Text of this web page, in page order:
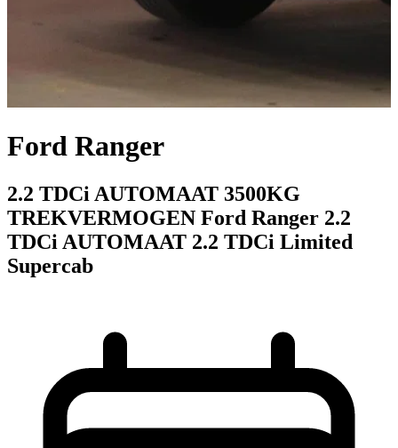
Ford Ranger
2.2 TDCi AUTOMAAT 3500KG
TREKVERMOGEN Ford Ranger 2.2
TDCi AUTOMAAT 2.2 TDCi Limited
Supercab